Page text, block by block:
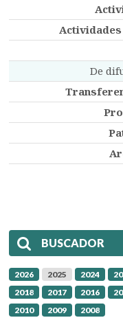
De
BUSCADOR
2026 2025 2024
2018
2017 2016
2010
2009 2008